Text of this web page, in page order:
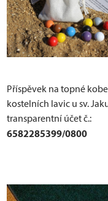
Příspěvek na topné
kostelních lavic u sv.
transparentní účet č.:
6582285399/0800